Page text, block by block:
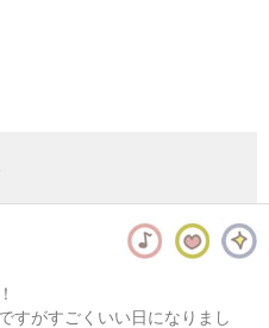
分
すがすごくいい日になりまし